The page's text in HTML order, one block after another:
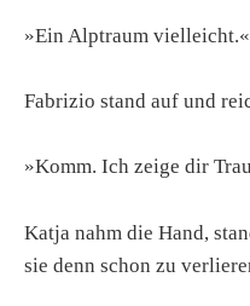
»Ein Alptraum vielleicht.«
Fabrizio stand auf und
»Komm. Ich zeige dir
Katja nahm die Hand,
sie denn schon zu